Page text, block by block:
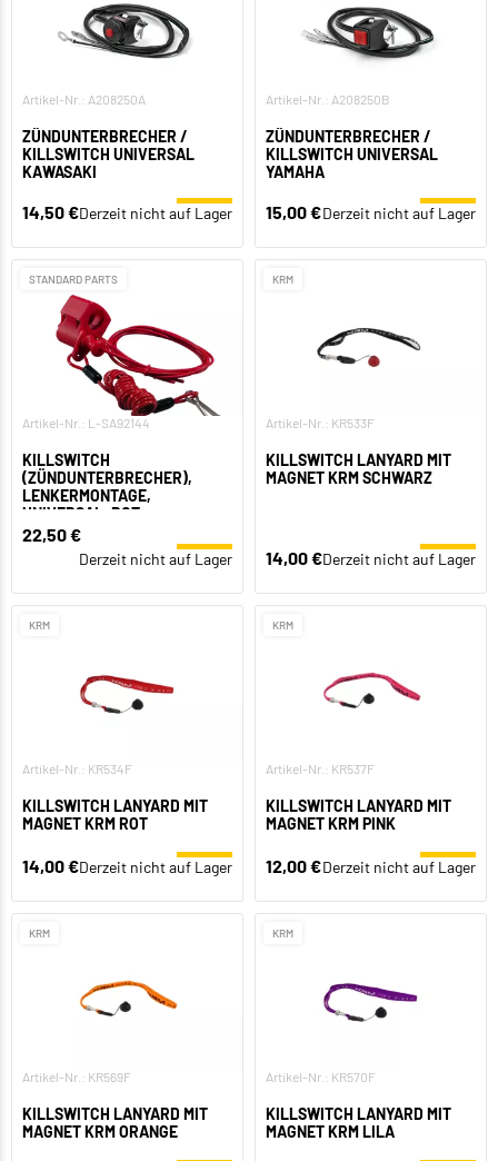
Artikel-Nr.: A208250A
ZÜNDUNTERBRECHER /
KILLSWITCH UNIVERSAL
KAWASAKI
14,50 €Derzeit nicht auf Lager
Artikel-Nr.: A208250B
ZÜNDUNTERBRECHER /
KILLSWITCH UNIVERSAL
YAMAHA
15,00 €Derzeit nicht auf Lager
STANDARD PARTS
Artikel-Nr.: L-SA92144
KILLSWITCH
(ZÜNDUNTERBRECHER),
LENKERMONTAGE,
UNIVERSAL, ROT
22,50 €
Derzeit nicht auf Lager
KRM
Artikel-Nr.: KR533F
KILLSWITCH LANYARD MIT
MAGNET KRM SCHWARZ
14,00 €Derzeit nicht auf Lager
KRM
Artikel-Nr.: KR534F
KILLSWITCH LANYARD MIT
MAGNET KRM ROT
14,00 €Derzeit nicht auf Lager
KRM
Artikel-Nr.: KR537F
KILLSWITCH LANYARD MIT
MAGNET KRM PINK
12,00 €Derzeit nicht auf Lager
KRM
Artikel-Nr.: KR569F
KILLSWITCH LANYARD MIT
MAGNET KRM ORANGE
KRM
Artikel-Nr.: KR570F
KILLSWITCH LANYARD MIT
MAGNET KRM LILA